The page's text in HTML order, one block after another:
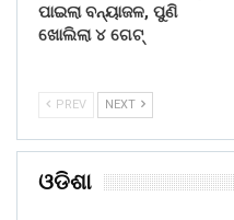
ପାଇଲା ବନ୍ୟାଜଳ, ପୁଣି
ଖୋଲିଲା ୪ ଗେଟ୍
PREV NEXT
ଓଡିଶା